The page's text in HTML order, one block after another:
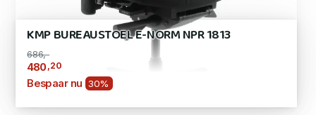
KMP BUREAUSTOEL E-NORM NPR 1813
686,-
480,20
Bespaar nu 30%